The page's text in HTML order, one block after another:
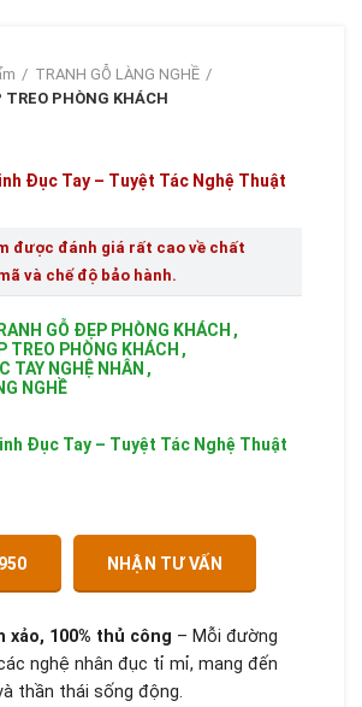
TRANH GỖ LÀNG NGHỀ
PHÒNG KHÁCH
Đục Tay – Tuyệt Tác Nghệ Thuật
được đánh giá rất cao về chất
và chế độ bảo hành.
GỖ ĐẸP PHÒNG KHÁCH ,
TREO PHÒNG KHÁCH ,
TAY NGHỆ NHÂN ,
NGHỀ
Đục Tay – Tuyệt Tác Nghệ Thuật
NHẬN TƯ VẤN
xảo, 100% thủ công – Mỗi đường
nghệ nhân đục tỉ mỉ, mang đến
thần thái sống động.